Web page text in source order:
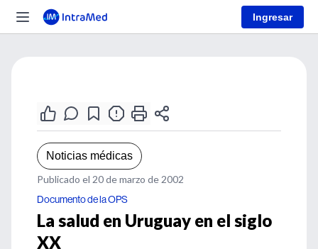
Ingresar
Noticias médicas
Publicado el 20 de marzo de 2002
Documento de la OPS
La salud en Uruguay en el siglo
XX